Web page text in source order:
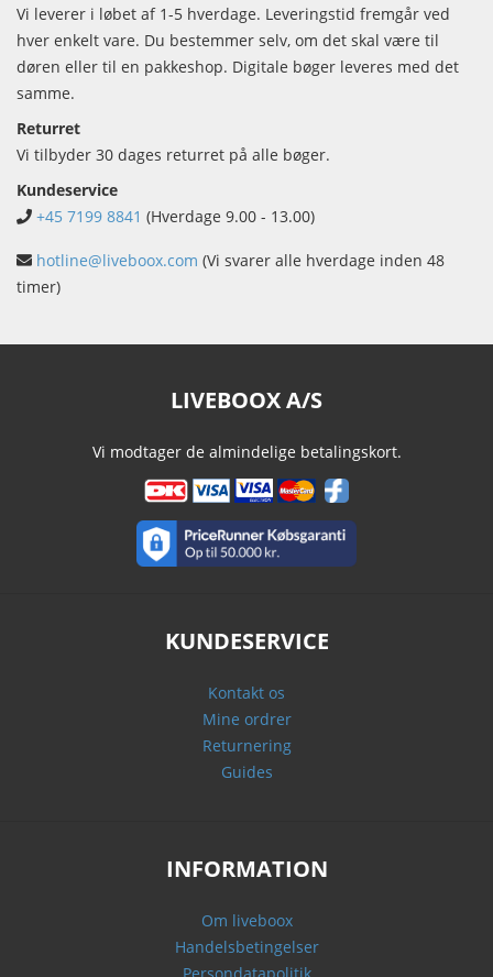
Vi leverer i løbet af 1-5 hverdage. Leveringstid fremgår ved
hver enkelt vare. Du bestemmer selv, om det skal være til
døren eller til en pakkeshop. Digitale bøger leveres med det
samme.
Returret
Vi tilbyder 30 dages returret på alle bøger.
Kundeservice
+45 7199 8841 (Hverdage 9.00 - 13.00)
hotline@liveboox.com (Vi svarer alle hverdage inden 48
timer)
LIVEBOOX A/S
Vi modtager de almindelige betalingskort.
KUNDESERVICE
Kontakt os
Mine ordrer
Returnering
Guides
INFORMATION
Om liveboox
Handelsbetingelser
Persondatapolitik